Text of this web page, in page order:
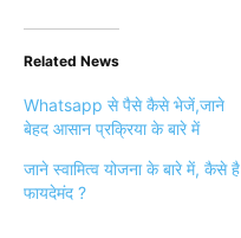
Related News
Whatsapp से पैसे कैसे भेजें,जाने
बेहद आसान प्रक्रिया के बारे में
जाने स्वामित्व योजना के बारे में, कैसे है
फायदेमंद ?